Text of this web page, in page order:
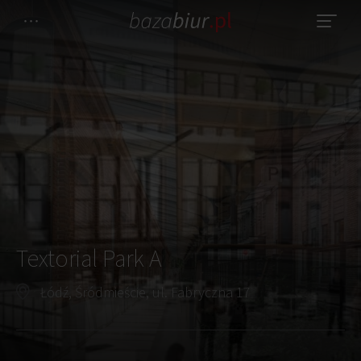
Textorial Park A
Łódź, Śródmieście, ul. Fabryczna 17